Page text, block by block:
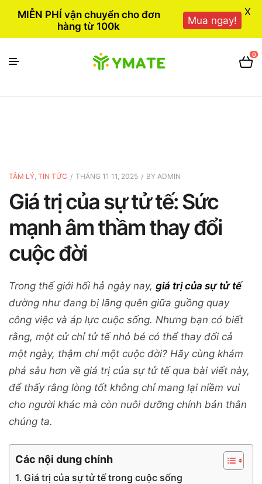
0
TÂM LÝ, TIN TỨC THÁNG 11 11, 2025 BY ADMIN
Giá trị của sự tử tế: Sức
mạnh âm thầm thay đổi
cuộc đời
Trong thế giới hối hả ngày nay, giá trị của sự tử tế
dường như đang bị lãng quên giữa guồng quay
công việc và áp lực cuộc sống. Nhưng bạn có biết
rằng, một cử chỉ tử tế nhỏ bé có thể thay đổi cả
một ngày, thậm chí một cuộc đời? Hãy cùng khám
phá sâu hơn về giá trị của sự tử tế qua bài viết này,
để thấy rằng lòng tốt không chỉ mang lại niềm vui
cho người khác mà còn nuôi dưỡng chính bản thân
chúng ta.
Các nội dung chính
Giá trị của sự tử tế trong cuộc sống
MIỄN PHÍ vận chuyển cho đơn
hàng từ 100k
Mua ngay!
X